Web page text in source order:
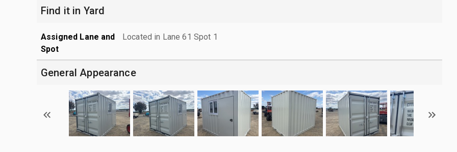
Find it in Yard
Assigned Lane and
Spot
Located in Lane 61 Spot 1
General Appearance